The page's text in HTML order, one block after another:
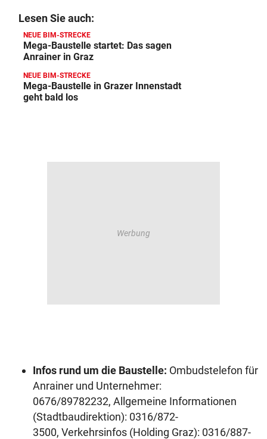
Lesen Sie auch:
NEUE BIM-STRECKE
Mega-Baustelle startet: Das sagen
Anrainer in Graz
NEUE BIM-STRECKE
Mega-Baustelle in Grazer Innenstadt
geht bald los
Infos rund um die Baustelle: Ombudstelefon für
Anrainer und Unternehmer:
0676/89782232, Allgemeine Informationen
(Stadtbaudirektion): 0316/872-
3500, Verkehrsinfos (Holding Graz): 0316/887-